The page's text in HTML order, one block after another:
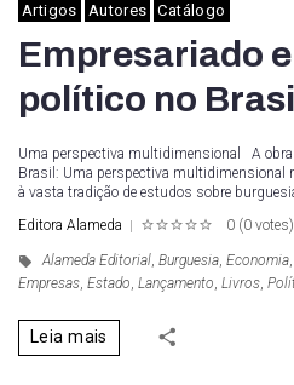
Artigos Autores Catálogo
Empresariado
político no Brasil
Uma perspectiva multidimensional A obra
Brasil: Uma perspectiva multidimensional
à vasta tradição de estudos sobre
Editora Alameda
0 (0 votes)
Alameda Editorial, Burguesia, Economia,
Empresas, Estado, Lançamento, Livros,
Leia mais